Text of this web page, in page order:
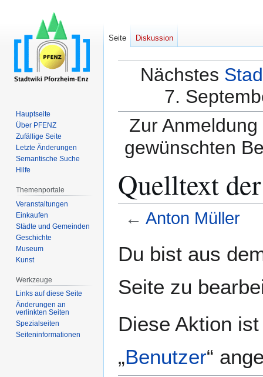
Nächstes
7.
Zur
gewünschten
Quelltext
← Anton Müller
Navigation
Suche
Du bist aus
Seite zu
Diese Aktion
„Benutzer“
Seite Diskussion
Hauptseite
Über PFENZ
Zufällige Seite
Letzte Änderungen
Semantische Suche
Hilfe
Themenportale
Veranstaltungen
Einkaufen
Städte und Gemeinden
Geschichte
Museum
Kunst
Werkzeuge
Links auf diese Seite
Änderungen an
verlinkten Seiten
Spezialseiten
Seiten­­informationen